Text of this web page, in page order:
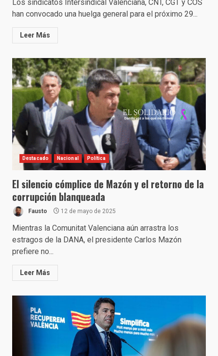
Los sindicatos Intersindical Valenciana, CNT, CGT y COS
han convocado una huelga general para el próximo 29...
Leer Más
Destacado Nacional Política
El silencio cómplice de Mazón y el retorno de la
corrupción blanqueada
Fausto 12 de mayo de 2025
Mientras la Comunitat Valenciana aún arrastra los
estragos de la DANA, el presidente Carlos Mazón
prefiere no...
Leer Más